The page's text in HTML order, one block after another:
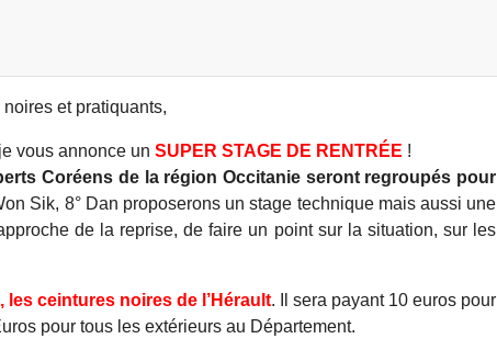
et pratiquants,
vous annonce un SUPER STAGE DE RENTRÉE !
Coréens de la région Occitanie seront regroupés pour
Sik, 8° Dan proposerons un stage technique mais aussi une
de la reprise, de faire un point sur la situation, sur les
ceintures noires de l’Hérault. Il sera payant 10 euros pour
pour tous les extérieurs au Département.